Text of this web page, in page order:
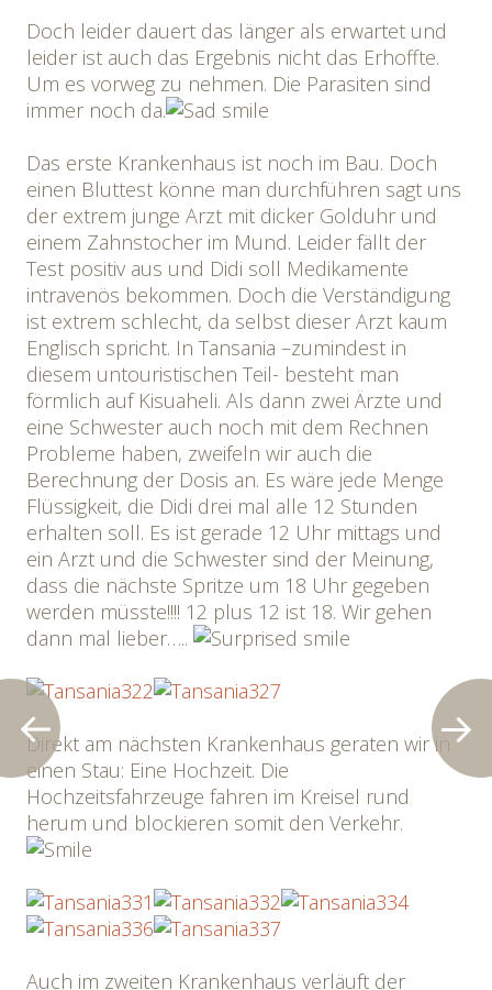
Doch leider dauert das länger als erwartet und
leider ist auch das Ergebnis nicht das Erhoffte.
Um es vorweg zu nehmen. Die Parasiten sind
immer noch da.
Das erste Krankenhaus ist noch im Bau. Doch
einen Bluttest könne man durchführen sagt uns
der extrem junge Arzt mit dicker Golduhr und
einem Zahnstocher im Mund. Leider fällt der
Test positiv aus und Didi soll Medikamente
intravenös bekommen. Doch die Verständigung
ist extrem schlecht, da selbst dieser Arzt kaum
Englisch spricht. In Tansania –zumindest in
diesem untouristischen Teil- besteht man
förmlich auf Kisuaheli. Als dann zwei Ärzte und
eine Schwester auch noch mit dem Rechnen
Probleme haben, zweifeln wir auch die
Berechnung der Dosis an. Es wäre jede Menge
Flüssigkeit, die Didi drei mal alle 12 Stunden
erhalten soll. Es ist gerade 12 Uhr mittags und
ein Arzt und die Schwester sind der Meinung,
dass die nächste Spritze um 18 Uhr gegeben
werden müsste!!!! 12 plus 12 ist 18. Wir gehen
dann mal lieber…..
Direkt am nächsten Krankenhaus geraten wir in
einen Stau: Eine Hochzeit. Die
Hochzeitsfahrzeuge fahren im Kreisel rund
herum und blockieren somit den Verkehr.
Auch im zweiten Krankenhaus verläuft der